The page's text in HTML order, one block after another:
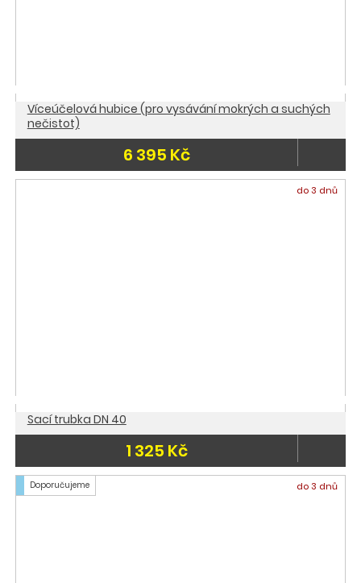
Víceúčelová hubice (pro vysávání mokrých a suchých
nečistot)
6 395 Kč
do 3 dnů
Sací trubka DN 40
1 325 Kč
Doporučujeme do 3 dnů